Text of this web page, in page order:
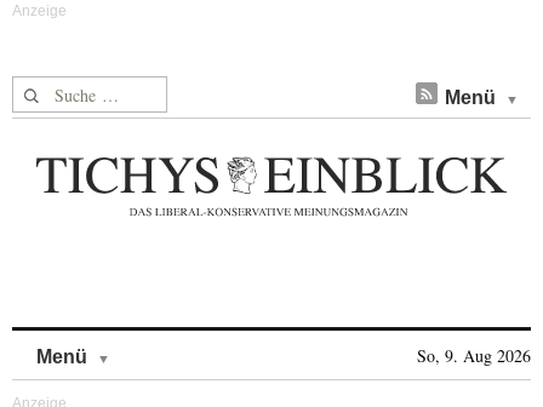
Suche nach: Menü
Menü So, 9. Aug 2026